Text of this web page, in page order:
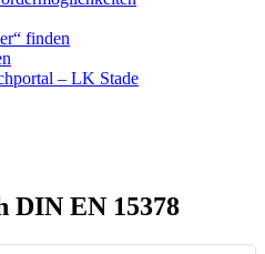
finden
– LK Stade
DIN EN 15378